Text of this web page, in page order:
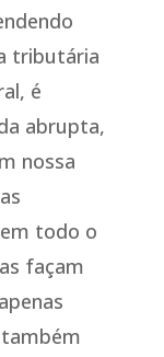
tributária
é
abrupta,
nossa
todo o
façam